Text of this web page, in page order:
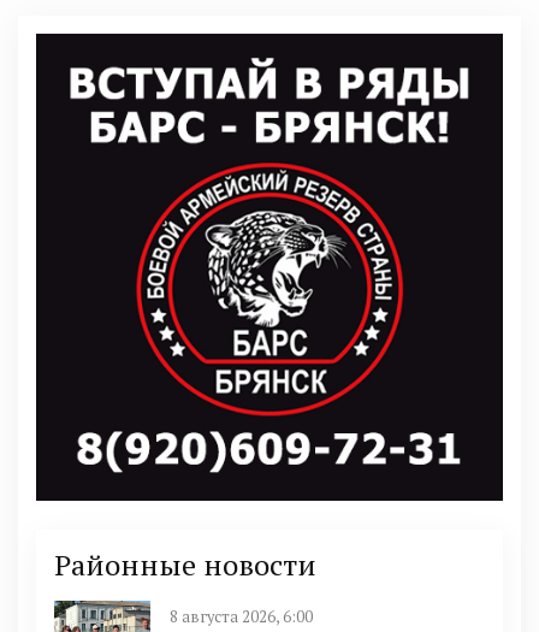
Районные новости
8 августа 2026, 6:00